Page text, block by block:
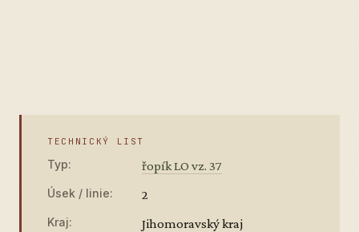
TECHNICKÝ LIST
Typ: řopík LO vz. 37
Úsek / linie: 2
Kraj: Jihomoravský kraj